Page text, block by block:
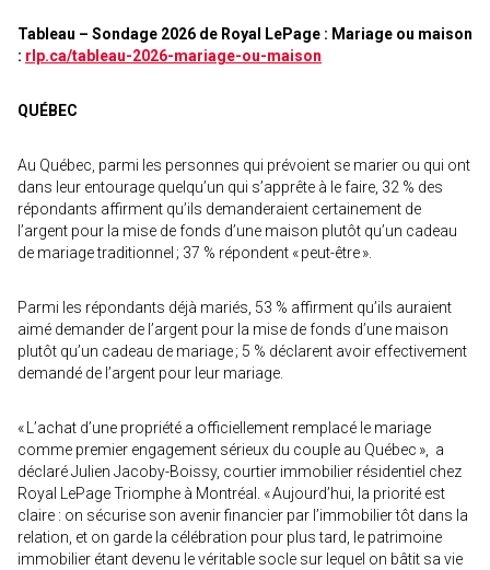
Tableau – Sondage 2026 de Royal LePage : Mariage ou maison
: rlp.ca/tableau-2026-mariage-ou-maison
QUÉBEC
Au Québec, parmi les personnes qui prévoient se marier ou qui ont
dans leur entourage quelqu’un qui s’apprête à le faire, 32 % des
répondants affirment qu’ils demanderaient certainement de
l’argent pour la mise de fonds d’une maison plutôt qu’un cadeau
de mariage traditionnel ; 37 % répondent « peut-être ».
Parmi les répondants déjà mariés, 53 % affirment qu’ils auraient
aimé demander de l’argent pour la mise de fonds d’une maison
plutôt qu’un cadeau de mariage ; 5 % déclarent avoir effectivement
demandé de l’argent pour leur mariage.
« L’achat d’une propriété a officiellement remplacé le mariage
comme premier engagement sérieux du couple au Québec », a
déclaré Julien Jacoby-Boissy, courtier immobilier résidentiel chez
Royal LePage Triomphe à Montréal. « Aujourd’hui, la priorité est
claire : on sécurise son avenir financier par l’immobilier tôt dans la
relation, et on garde la célébration pour plus tard, le patrimoine
immobilier étant devenu le véritable socle sur lequel on bâtit sa vie